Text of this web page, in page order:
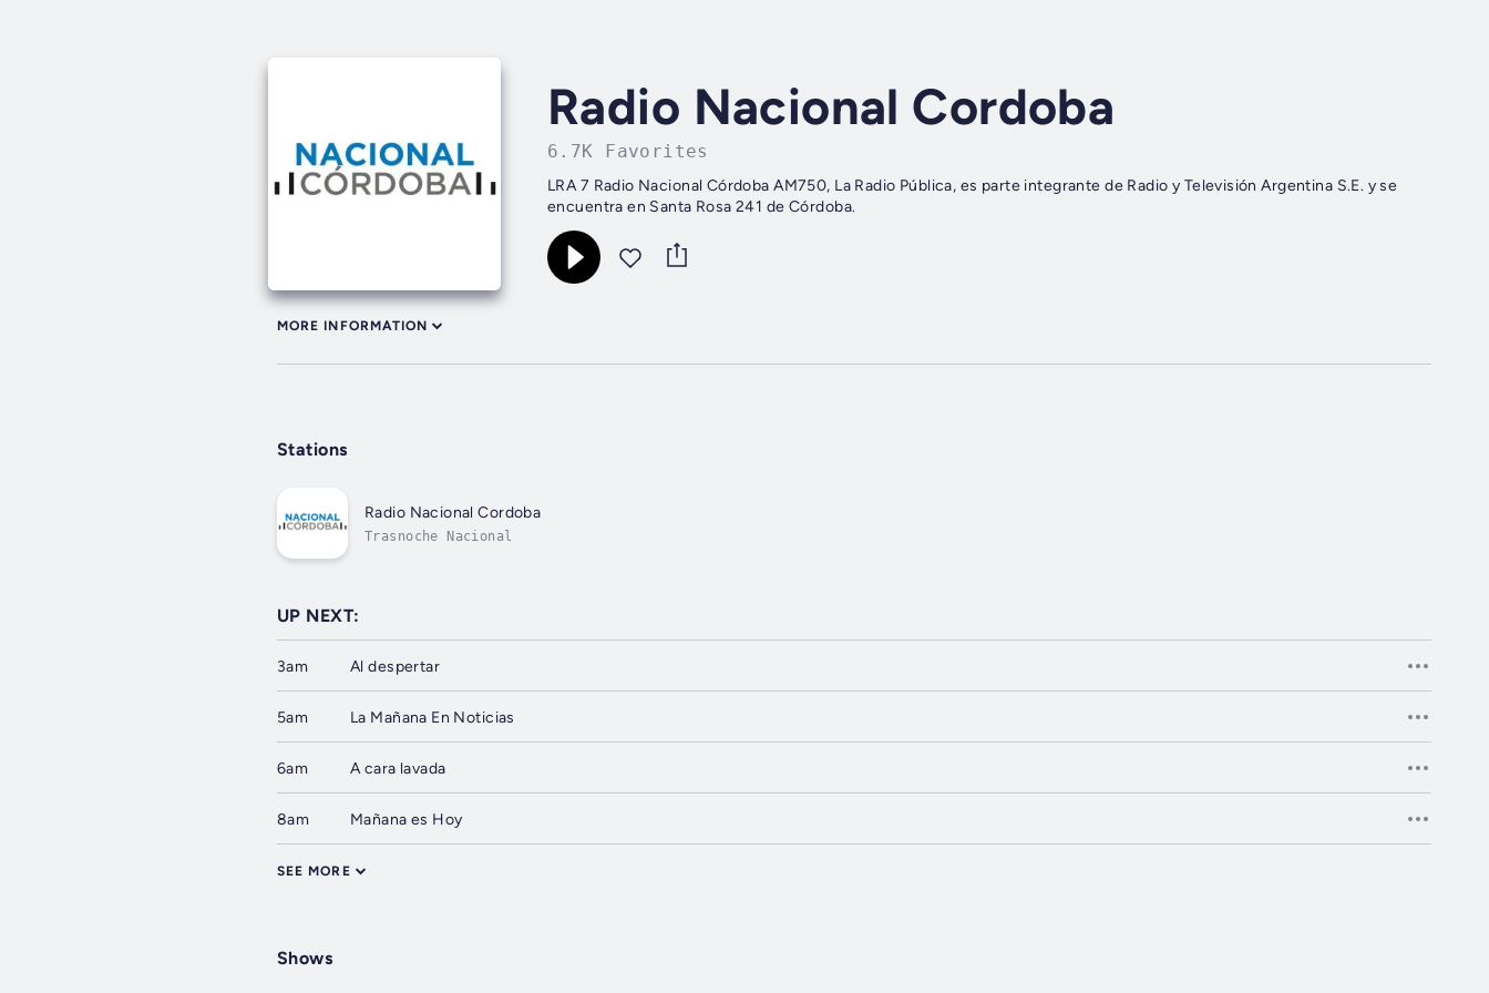
Radio Nacional Cordoba
6.7K Favorites
LRA 7 Radio Nacional Córdoba AM750, La Radio Pública, es parte integrante de Radio y Televisión Argentina S.E. y se
encuentra en Santa Rosa 241 de Córdoba.
MORE INFORMATION
Stations
Radio Nacional Cordoba
Trasnoche Nacional
UP NEXT:
3am Al despertar
5am La Mañana En Noticias
6am A cara lavada
8am Mañana es Hoy
SEE MORE
Shows